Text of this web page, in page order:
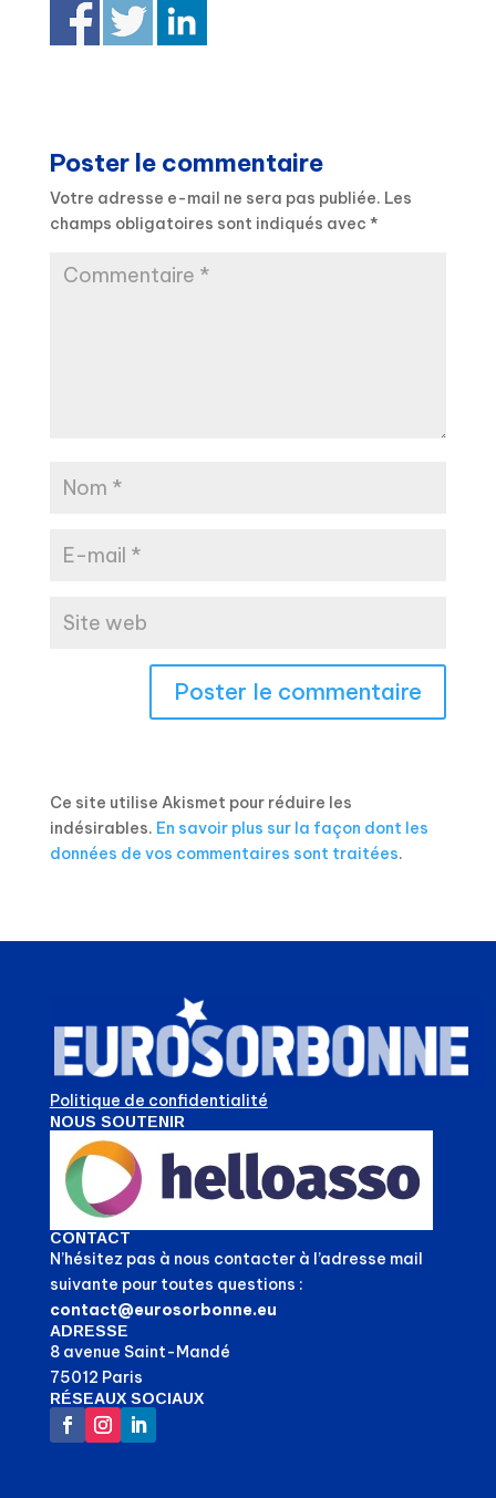
Poster le commentaire
Votre adresse e-mail ne sera pas publiée. Les
champs obligatoires sont indiqués avec *
Ce site utilise Akismet pour réduire les
indésirables. En savoir plus sur la façon dont les
données de vos commentaires sont traitées.
Politique de confidentialité
NOUS SOUTENIR
CONTACT
N’hésitez pas à nous contacter à l’adresse mail
suivante pour toutes questions :
contact@eurosorbonne.eu
ADRESSE
8 avenue Saint-Mandé
75012 Paris
RÉSEAUX SOCIAUX